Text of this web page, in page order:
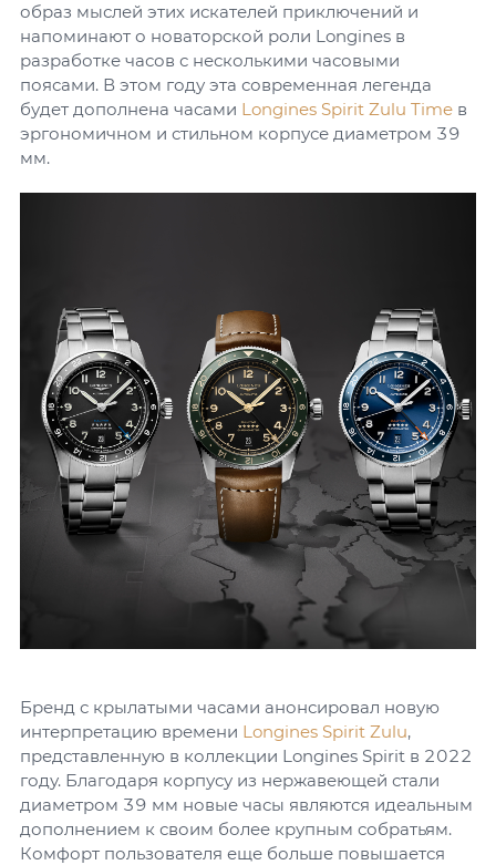
образ мыслей этих искателей приключений и
напоминают о новаторской роли Longines в
разработке часов с несколькими часовыми
поясами. В этом году эта современная легенда
будет дополнена часами Longines Spirit Zulu Time в
эргономичном и стильном корпусе диаметром 39
мм.
Бренд с крылатыми часами анонсировал новую
интерпретацию времени Longines Spirit Zulu,
представленную в коллекции Longines Spirit в 2022
году. Благодаря корпусу из нержавеющей стали
диаметром 39 мм новые часы являются идеальным
дополнением к своим более крупным собратьям.
Комфорт пользователя еще больше повышается